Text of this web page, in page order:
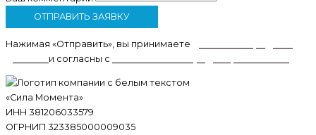
ОТПРАВИТЬ ЗАЯВКУ
Нажимая «Отправить», вы принимаете
и согласны с
«Сила Момента»
ИНН 381206033579
ОГРНИП 323385000009035